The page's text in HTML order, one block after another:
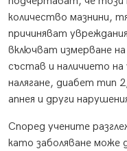
количество мазнини,
причиняват
включват измерване
състав и наличието на
налягане, диабет тип
апнея и други
Според учените
като заболяване може